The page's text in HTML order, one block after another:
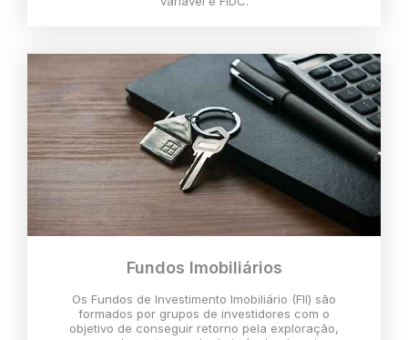
Fundos Imobiliários
Os Fundos de Investimento Imobiliário (FII) são
formados por grupos de investidores com o
objetivo de conseguir retorno pela exploração,